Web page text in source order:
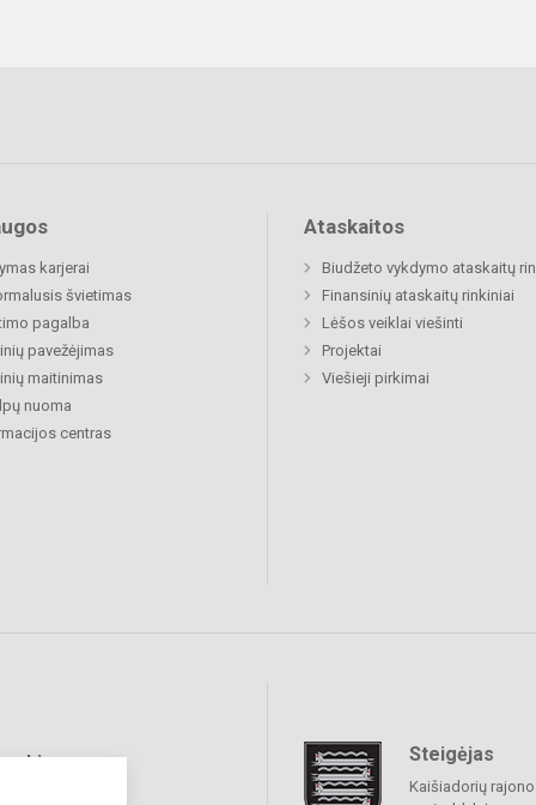
karjerai
švietimas
pagalba
pavežėjimas
maitinimas
nuoma
centras
Ataskaitos
Biudžeto vykdymo ataskaitų
Finansinių ataskaitų rinkiniai
Lėšos veiklai viešinti
Projektai
Viešieji pirkimai
Steigėjas
Kaišiadorių rajono